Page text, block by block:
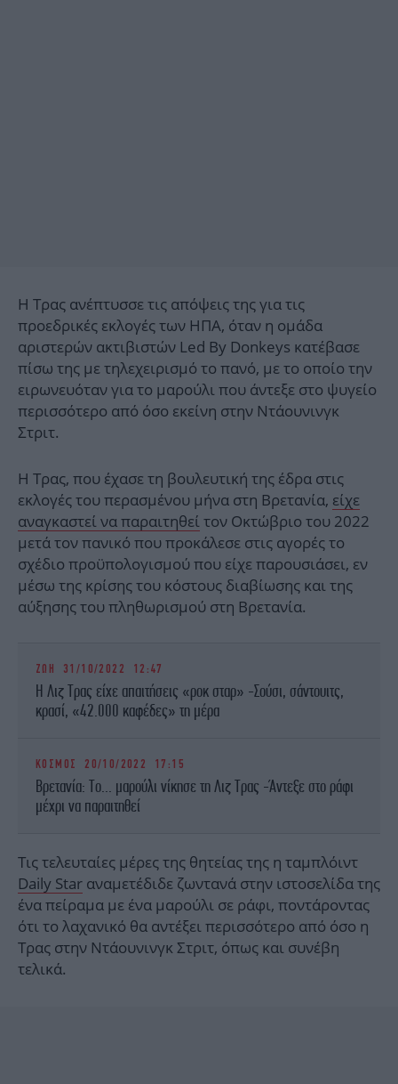
Η Τρας ανέπτυσσε τις απόψεις της για τις
προεδρικές εκλογές των ΗΠΑ, όταν η ομάδα
αριστερών ακτιβιστών Led By Donkeys κατέβασε
πίσω της με τηλεχειρισμό το πανό, με το οποίο την
ειρωνευόταν για το μαρούλι που άντεξε στο ψυγείο
περισσότερο από όσο εκείνη στην Ντάουνινγκ
Στριτ.
Η Τρας, που έχασε τη βουλευτική της έδρα στις
εκλογές του περασμένου μήνα στη Βρετανία, είχε
αναγκαστεί να παραιτηθείτον Οκτώβριο του 2022
μετά τον πανικό που προκάλεσε στις αγορές το
σχέδιο προϋπολογισμού που είχε παρουσιάσει, εν
μέσω της κρίσης του κόστους διαβίωσης και της
αύξησης του πληθωρισμού στη Βρετανία.
ΖΩΗ 31/10/2022 12:47
Η Λιζ Τρας είχε απαιτήσεις «ροκ σταρ» -Σούσι, σάντουιτς,
κρασί, «42.000 καφέδες» τη μέρα
ΚΟΣΜΟΣ 20/10/2022 17:15
Βρετανία: Το... μαρούλι νίκησε τη Λιζ Τρας -Άντεξε στο ράφι
μέχρι να παραιτηθεί
Τις τελευταίες μέρες της θητείας της η ταμπλόιντ
Daily Star αναμετέδιδε ζωντανά στην ιστοσελίδα της
ένα πείραμα με ένα μαρούλι σε ράφι, ποντάροντας
ότι το λαχανικό θα αντέξει περισσότερο από όσο η
Τρας στην Ντάουνινγκ Στριτ, όπως και συνέβη
τελικά.